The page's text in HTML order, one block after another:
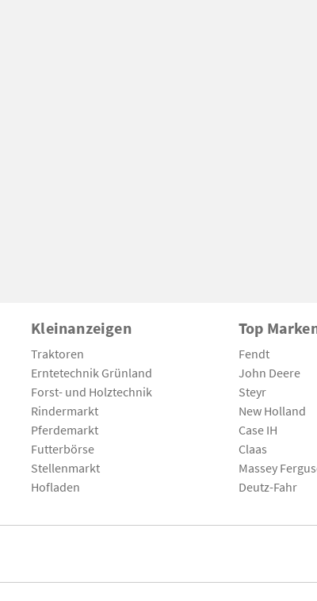
Kleinanzeigen
Traktoren
Erntetechnik Grünland
Forst- und Holztechnik
Rindermarkt
Pferdemarkt
Futterbörse
Stellenmarkt
Hofladen
Top
Fendt
John Deere
Steyr
New Holland
Case IH
Claas
Massey
Deutz-Fahr